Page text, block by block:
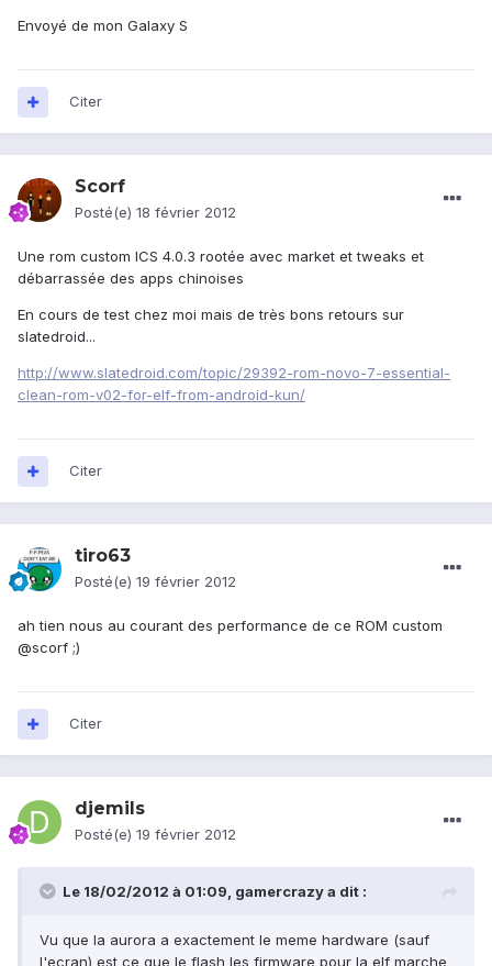
Envoyé de mon Galaxy S
Citer
Scorf
Posté(e) 18 février 2012
Une rom custom ICS 4.0.3 rootée avec market et tweaks et
débarrassée des apps chinoises
En cours de test chez moi mais de très bons retours sur
slatedroid...
http://www.slatedroid.com/topic/29392-rom-novo-7-essential-
clean-rom-v02-for-elf-from-android-kun/
Citer
tiro63
Posté(e) 19 février 2012
ah tien nous au courant des performance de ce ROM custom
@scorf ;)
Citer
djemils
Posté(e) 19 février 2012
Le 18/02/2012 à 01:09, gamercrazy a dit :
Vu que la aurora a exactement le meme hardware (sauf
l'ecran) est ce que le flash les firmware pour la elf marche